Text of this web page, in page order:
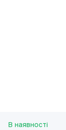
В наявності